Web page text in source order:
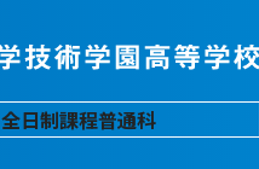
全日制課程普通科